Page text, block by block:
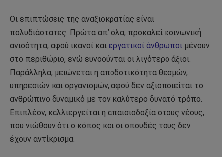
Οι επιπτώσεις της αναξιοκρατίας είναι
πολυδιάστατες. Πρώτα απ’ όλα, προκαλεί κοινωνική
ανισότητα, αφού ικανοί και εργατικοί άνθρωποι μένουν
στο περιθώριο, ενώ ευνοούνται οι λιγότερο άξιοι.
Παράλληλα, μειώνεται η αποδοτικότητα θεσμών,
υπηρεσιών και οργανισμών, αφού δεν αξιοποιείται το
ανθρώπινο δυναμικό με τον καλύτερο δυνατό τρόπο.
Επιπλέον, καλλιεργείται η απαισιοδοξία στους νέους,
που νιώθουν ότι ο κόπος και οι σπουδές τους δεν
έχουν αντίκρισμα.